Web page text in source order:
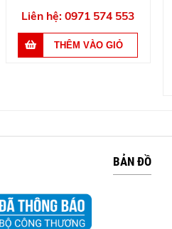
Liên hệ: 0971 574 553
BẢN ĐỒ